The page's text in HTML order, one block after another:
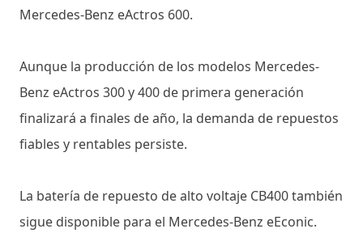
Mercedes-Benz eActros 600.
Aunque la producción de los modelos Mercedes-
Benz eActros 300 y 400 de primera generación
finalizará a finales de año, la demanda de repuestos
fiables y rentables persiste.
La batería de repuesto de alto voltaje CB400 también
sigue disponible para el Mercedes-Benz eEconic.